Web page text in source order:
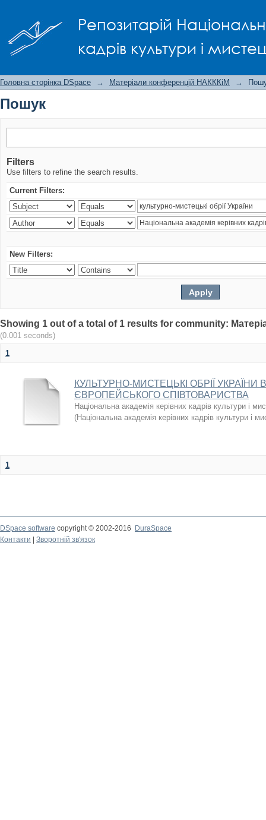
Репозитарій
кадрів культури і
Головна сторінка DSpace → Матеріали конференцій НАКККіМ →
Пошук
Filters
Use filters to refine the search results.
Current Filters:
New Filters:
Showing 1 out of a total of 1 results for community:
(0.001 seconds)
1
КУЛЬТУРНО-МИСТЕЦЬКІ ОБРІЇ УКРАЇНИ
ЄВРОПЕЙСЬКОГО СПІВТОВАРИСТВА
Національна академія керівних кадрів культури і
(Національна академія керівних кадрів культури і
1
DSpace software copyright © 2002-2016
DuraSpace
Контакти
Зворотній зв'язок